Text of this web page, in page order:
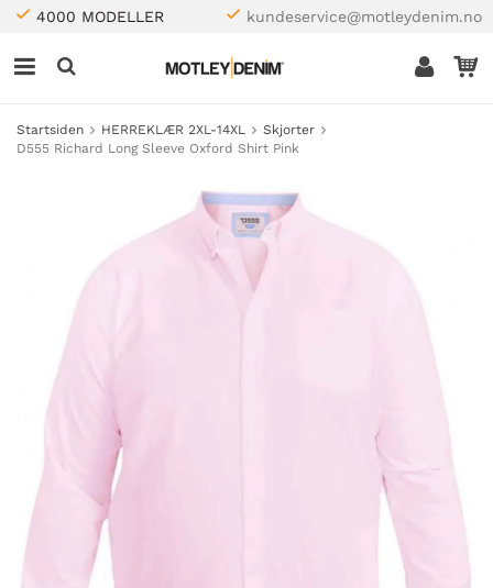
4000 MODELLER kundeservice@motleydenim.no
Startsiden HERREKLÆR 2XL-14XL
Skjorter
D555 Richard Long Sleeve Oxford Shirt Pink